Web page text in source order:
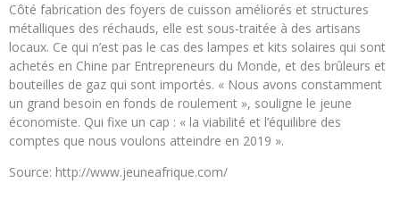
Côté fabrication des foyers de cuisson améliorés et structures
métalliques des réchauds, elle est sous-traitée à des artisans
locaux. Ce qui n’est pas le cas des lampes et kits solaires qui sont
achetés en Chine par Entrepreneurs du Monde, et des brûleurs et
bouteilles de gaz qui sont importés. « Nous avons constamment
un grand besoin en fonds de roulement », souligne le jeune
économiste. Qui fixe un cap : « la viabilité et l’équilibre des
comptes que nous voulons atteindre en 2019 ».
Source: http://www.jeuneafrique.com/